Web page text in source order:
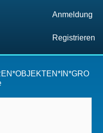
Anmeldung
Registrieren